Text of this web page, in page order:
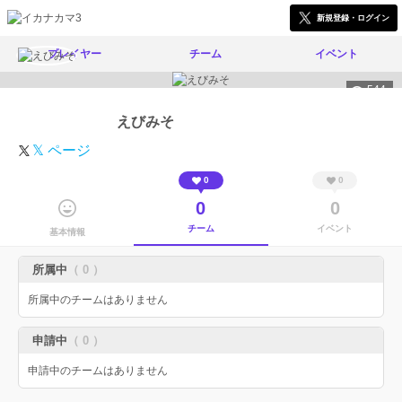
新規登録・ログイン
プレイヤー チーム イベント
544
えびみそ
𝕏 ページ
基本情報
0
0
チーム
0
0
イベント
所属中 （ 0 ）
所属中のチームはありません
申請中 （ 0 ）
申請中のチームはありません